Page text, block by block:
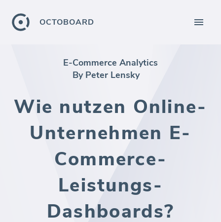
OCTOBOARD
E-Commerce Analytics
By Peter Lensky
Wie nutzen Online-
Unternehmen E-
Commerce-
Leistungs-
Dashboards?